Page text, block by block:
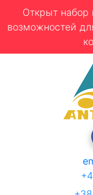
Открыт
возможностей